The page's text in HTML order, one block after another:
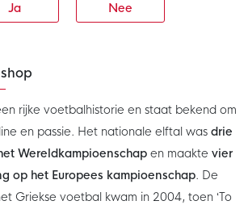
Ja Nee
rijke voetbalhistorie en staat bekend om
en passie. Het nationale elftal was drie
Wereldkampioenschap en maakte vier
op het Europees kampioenschap. De
Griekse voetbal kwam in 2004, toen ‘To